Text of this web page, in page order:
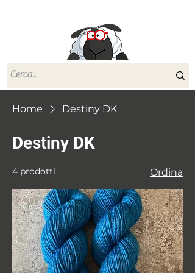
Home Destiny DK
Destiny DK
4 prodotti Ordina